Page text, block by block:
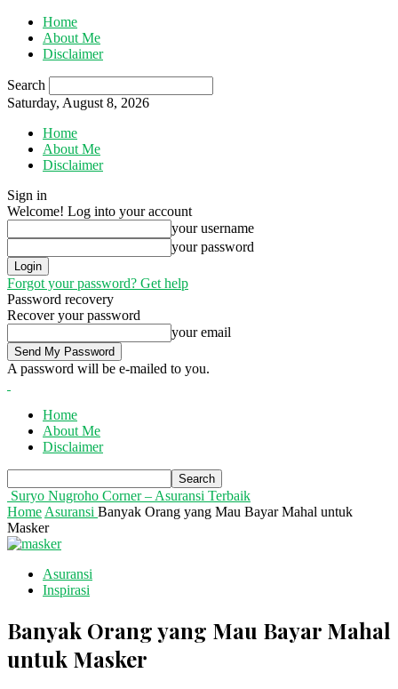
Home
About Me
Disclaimer
Search
Saturday, August 8, 2026
Home
About Me
Disclaimer
Sign in
Welcome! Log into your account
your username
your password
Forgot your password? Get help
Password recovery
Recover your password
your email
A password will be e-mailed to you.
Home
About Me
Disclaimer
Suryo Nugroho Corner – Asuransi Terbaik
Home Asuransi Banyak Orang yang Mau Bayar Mahal untuk
Masker
Asuransi
Inspirasi
Banyak Orang yang Mau Bayar Mahal
untuk Masker